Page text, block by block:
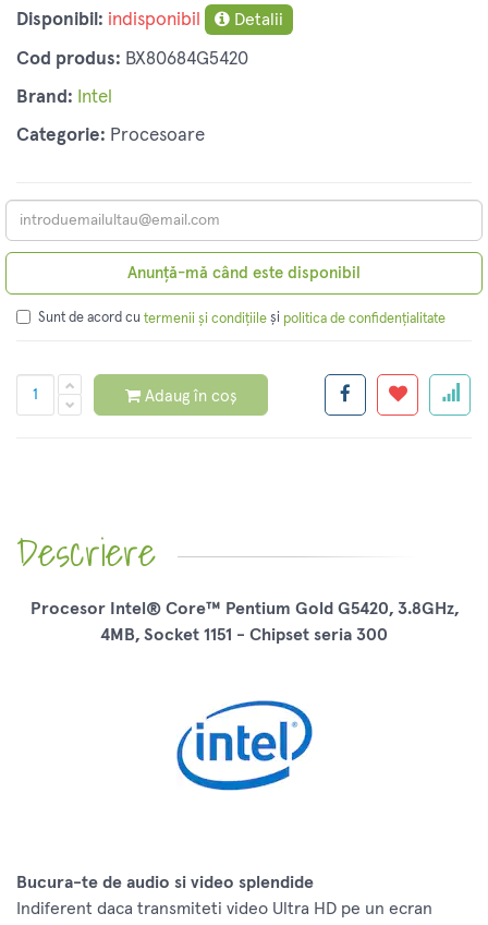
Disponibil: indisponibil Detalii
Cod produs: BX80684G5420
Brand: Intel
Categorie: Procesoare
Anunță-mă când este disponibil
Sunt de acord cu termenii și condițiile și politica de confidențialitate
Adaug în coș
Descriere
Procesor Intel® Core™ Pentium Gold G5420, 3.8GHz,
4MB, Socket 1151 - Chipset seria 300
Bucura-te de audio si video splendide
Indiferent daca transmiteti video Ultra HD pe un ecran